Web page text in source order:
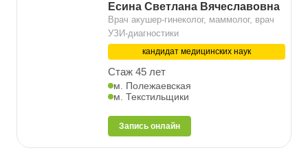
Есина Светлана Вячеславовна
Врач акушер-гинеколог, маммолог, врач
УЗИ-диагностики
кандидат медицинских наук
Стаж 45 лет
м. Полежаевская
м. Текстильщики
Запись онлайн